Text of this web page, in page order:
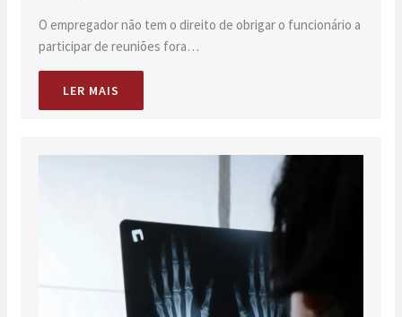
O empregador não tem o direito de obrigar o funcionário a
participar de reuniões fora…
LER MAIS